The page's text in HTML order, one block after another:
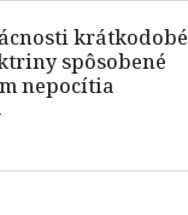
krátkodobé
spôsobené
nepocítia